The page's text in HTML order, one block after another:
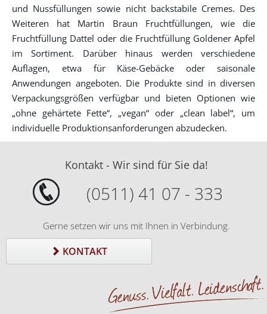
und Nussfüllungen sowie nicht backstabile Cremes. Des
Weiteren hat Martin Braun Fruchtfüllungen, wie die
Fruchtfüllung Dattel oder die Fruchtfüllung Goldener Apfel
im Sortiment. Darüber hinaus werden verschiedene
Auflagen, etwa für Käse-Gebäcke oder saisonale
Anwendungen angeboten. Die Produkte sind in diversen
Verpackungsgrößen verfügbar und bieten Optionen wie
„ohne gehärtete Fette“, „vegan“ oder „clean label“, um
individuelle Produktionsanforderungen abzudecken.
Kontakt - Wir sind für Sie da!
(0511) 41 07 - 333
Gerne setzen wir uns mit Ihnen in Verbindung.
KONTAKT